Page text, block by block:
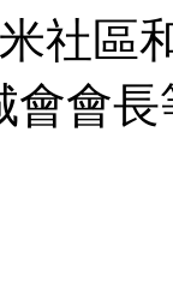
社區
會會